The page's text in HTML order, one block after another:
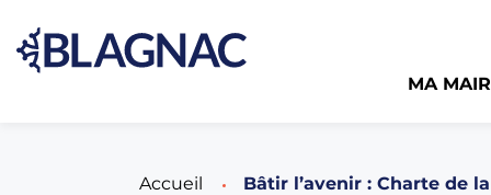
MA
Accueil Page active :
Bâtir l’avenir : Charte de